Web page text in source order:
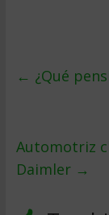
← ¿Qué
Automotriz
Daimler →